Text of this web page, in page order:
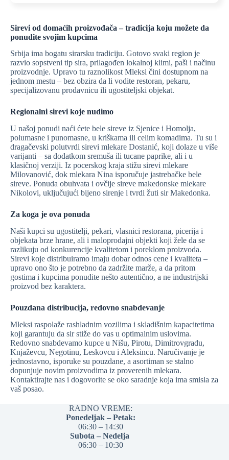
Sirevi od domaćih proizvođača – tradicija koju možete da
ponudite svojim kupcima
Srbija ima bogatu sirarsku tradiciju. Gotovo svaki region je
razvio sopstveni tip sira, prilagođen lokalnoj klimi, paši i načinu
proizvodnje. Upravo tu raznolikost Mleksi čini dostupnom na
jednom mestu – bez obzira da li vodite restoran, pekaru,
specijalizovanu prodavnicu ili ugostiteljski objekat.
Regionalni sirevi koje nudimo
U našoj ponudi naći ćete bele sireve iz Sjenice i Homolja,
polumasne i punomasne, u kriškama ili celim komadima. Tu su i
dragačevski polutvrdi sirevi mlekare Dostanić, koji dolaze u više
varijanti – sa dodatkom sremuša ili tucane paprike, ali i u
klasičnoj verziji. Iz pocerskog kraja stižu sirevi mlekare
Milovanović, dok mlekara Nina isporučuje jastrebačke bele
sireve. Ponuda obuhvata i ovčije sireve makedonske mlekare
Nikolovi, uključujući bijeno sirenje i tvrdi žuti sir Makedonka.
Za koga je ova ponuda
Naši kupci su ugostitelji, pekari, vlasnici restorana, picerija i
objekata brze hrane, ali i maloprodajni objekti koji žele da se
razlikuju od konkurencije kvalitetom i poreklom proizvoda.
Sirevi koje distribuiramo imaju dobar odnos cene i kvaliteta –
upravo ono što je potrebno da zadržite marže, a da pritom
gostima i kupcima ponudite nešto autentično, a ne industrijski
proizvod bez karaktera.
Pouzdana distribucija, redovno snabdevanje
Mleksi raspolaže rashladnim vozilima i skladišnim kapacitetima
koji garantuju da sir stiže do vas u optimalnim uslovima.
Redovno snabdevamo kupce u Nišu, Pirotu, Dimitrovgradu,
Knjaževcu, Negotinu, Leskovcu i Aleksincu. Naručivanje je
jednostavno, isporuke su pouzdane, a asortiman se stalno
dopunjuje novim proizvodima iz proverenih mlekara.
Kontaktirajte nas i dogovorite se oko saradnje koja ima smisla za
vaš posao.
RADNO VREME:
Ponedeljak – Petak:
06:30 – 14:30
Subota – Nedelja
06:30 – 10:30